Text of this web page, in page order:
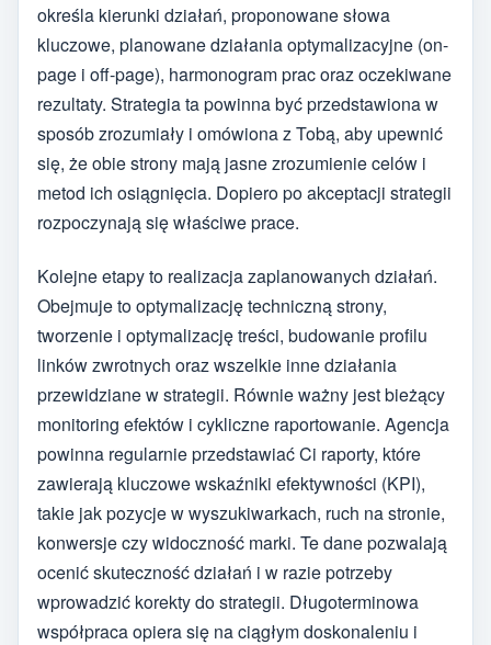
określa kierunki działań, proponowane słowa
kluczowe, planowane działania optymalizacyjne (on-
page i off-page), harmonogram prac oraz oczekiwane
rezultaty. Strategia ta powinna być przedstawiona w
sposób zrozumiały i omówiona z Tobą, aby upewnić
się, że obie strony mają jasne zrozumienie celów i
metod ich osiągnięcia. Dopiero po akceptacji strategii
rozpoczynają się właściwe prace.
Kolejne etapy to realizacja zaplanowanych działań.
Obejmuje to optymalizację techniczną strony,
tworzenie i optymalizację treści, budowanie profilu
linków zwrotnych oraz wszelkie inne działania
przewidziane w strategii. Równie ważny jest bieżący
monitoring efektów i cykliczne raportowanie. Agencja
powinna regularnie przedstawiać Ci raporty, które
zawierają kluczowe wskaźniki efektywności (KPI),
takie jak pozycje w wyszukiwarkach, ruch na stronie,
konwersje czy widoczność marki. Te dane pozwalają
ocenić skuteczność działań i w razie potrzeby
wprowadzić korekty do strategii. Długoterminowa
współpraca opiera się na ciągłym doskonaleniu i